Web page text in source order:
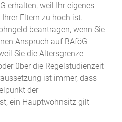
erhalten, weil Ihr eigenes
Eltern zu hoch ist.
beantragen, wenn Sie
Anspruch auf BAföG
Sie die Altersgrenze
über die Regelstudienzeit
ist immer, dass
der
ein Hauptwohnsitz gilt